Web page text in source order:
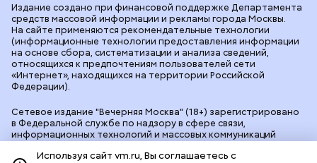
Сетевое издание "Вечерняя Москва" (18+) зарегистрировано
в Федеральной службе по надзору в сфере связи,
информационных технологий и массовых коммуникаций
90524 от 09.12.2025. Учредитель: АО "Редакция газеты
Издание создано при финансовой поддержке Департамента
средств массовой информации и рекламы города Москвы.
На сайте применяются рекомендательные технологии
(информационные технологии предоставления информации
на основе сбора, систематизации и анализа сведений,
относящихся к предпочтениям пользователей сети
«Интернет», находящихся на территории Российской
Федерации).
Используя сайт vm.ru, Вы соглашаетесь с